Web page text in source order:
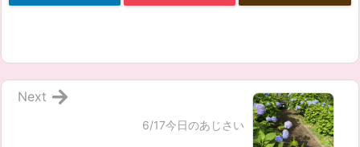
6/17今日のあじさい
Next